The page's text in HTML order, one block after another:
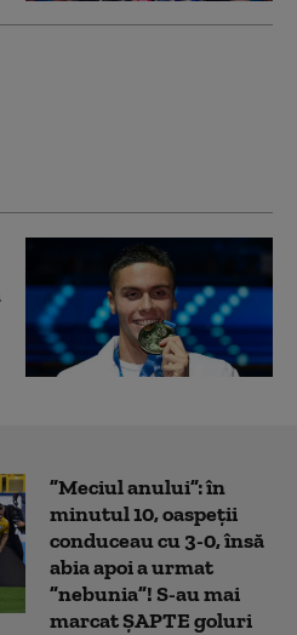
”Meciul anului”: în
minutul 10, oaspeții
conduceau cu 3-0, însă
abia apoi a urmat
”nebunia”! S-au mai
marcat ȘAPTE goluri